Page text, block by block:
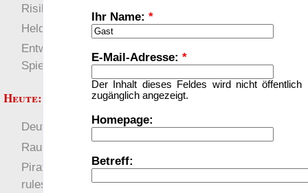
Ihr Name: *
E-Mail-Adresse: *
Der Inhalt dieses Feldes wird nicht öffentlich
zugänglich angezeigt.
Homepage:
Betreff:
Risiko
Heldendokument
Entwicklung von
Spielwelten
more
Heute:
Deutsch
Welten
RaumZeit
Pirate Party Flyerbook
rules